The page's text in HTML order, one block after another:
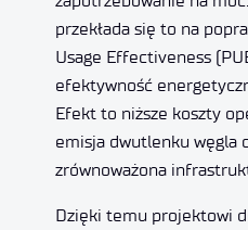
przekłada się to na
Usage Effectiveness
efektywność
Efekt to niższe koszty
emisja dwutlenku węgla
zrównoważona
Dzięki temu projektowi